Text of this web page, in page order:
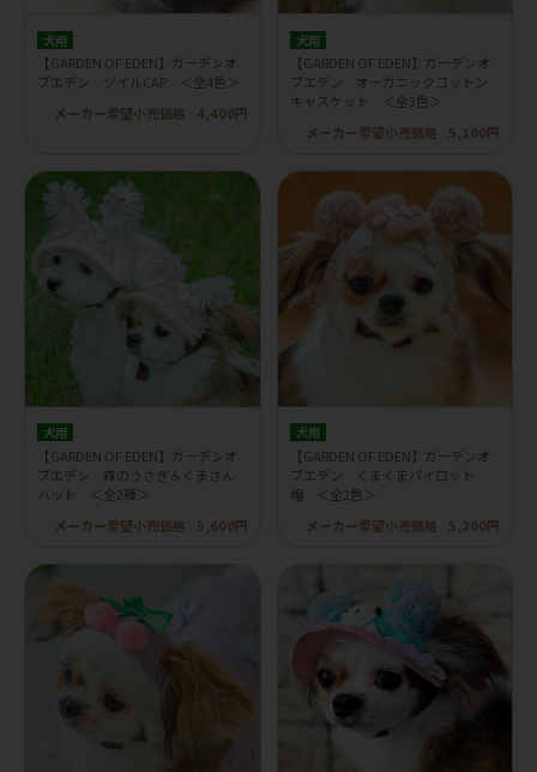
犬用
【GARDEN OF EDEN】ガーデンオ
ブエデン ツイルCAP ＜全4色＞
メーカー希望小売価格
4,400円
犬用
【GARDEN OF EDEN】ガーデンオ
ブエデン オーガニックコットン
キャスケット ＜全3色＞
メーカー希望小売価格
5,100円
犬用
【GARDEN OF EDEN】ガーデンオ
ブエデン 森のうさぎ＆くまさん
ハット ＜全2種＞
メーカー希望小売価格
5,600円
犬用
【GARDEN OF EDEN】ガーデンオ
ブエデン くまくまパイロット
帽 ＜全2色＞
メーカー希望小売価格
5,200円